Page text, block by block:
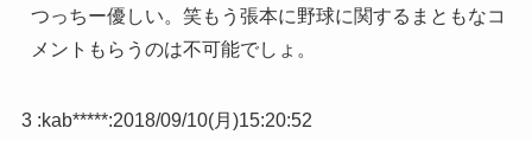
つっちー優しい。笑もう張本に野球に関するまともなコ
メントもらうのは不可能でしょ。
3 :kab*****:2018/09/10(月)15:20:52